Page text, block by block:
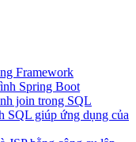
Framework
Spring Boot
join trong SQL
SQL giúp ứng dụng của